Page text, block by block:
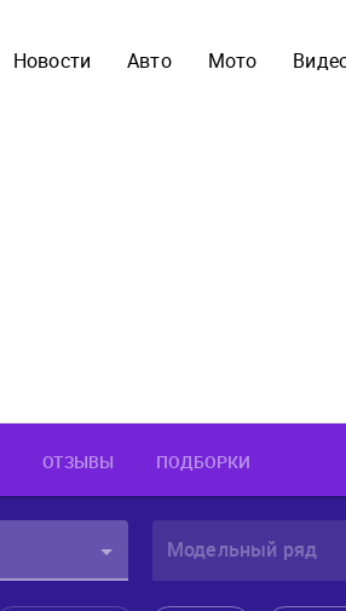
Новости Авто Мото
ОТЗЫВЫ ПОДБОРКИ
Модельный ряд